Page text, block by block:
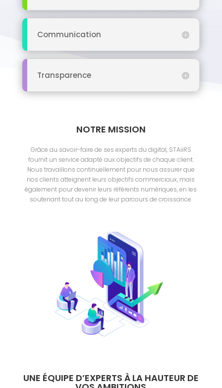
Communication
Transparence
NOTRE MISSION
Grâce au savoir-faire de ses experts du digital, STAiiRS
fournit un service adapté aux objectifs de chaque client.
Nous travaillons continuellement pour nous assurer que
nos clients atteignent leurs objectifs commerciaux, mais
également pour devenir leurs référents numériques, en les
soutenant tout au long de leur parcours de croissance.
UNE ÉQUIPE D’EXPERTS ÀLA HAUTEUR DE